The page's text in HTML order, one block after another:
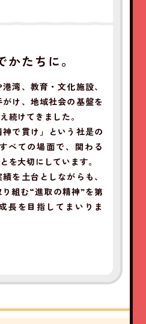
たちに。
湾、教育・文化施設、
け、地域社会の基盤を
続けてきました。
神で貫け」という社是の
べての場面で、関わる
を大切にしています。
を土台としながらも、
組む“進取の精神”を第
長を目指してまいりま